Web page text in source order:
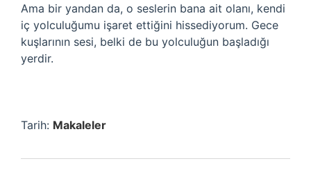
Ama bir yandan da, o seslerin bana ait olanı, kendi
iç yolculuğumu işaret ettiğini hissediyorum. Gece
kuşlarının sesi, belki de bu yolculuğun başladığı
yerdir.
Tarih: Makaleler